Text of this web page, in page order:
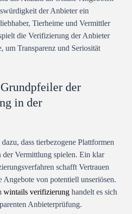
der Anbieter ein
Tierheime und Vermittler
die Verifizierung der Anbieter
um Transparenz und Seriosität
der
in der
dass tierbezogene Plattformen
der Vermittlung spielen. Ein klar
schafft Vertrauen
Angebote von potentiell unseriösen.
wintails verifizierung handelt es sich
Anbieterprüfung.